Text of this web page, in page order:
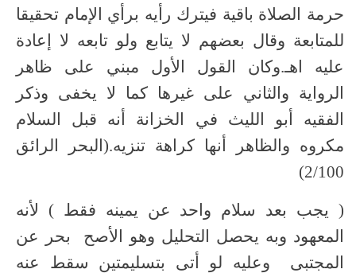
حرمة الصلاة باقية فيترك رأيه برأي الإمام تحقيقا
للمتابعة وقال بعضهم لا يتابع ولو تابعه لا إعادة
عليه اهـ.وكان القول الأول مبني على ظاهر
الرواية والثاني على غيرها كما لا يخفى وذكر
الفقيه أبو الليث في الخزانة أنه قبل السلام
مكروه والظاهر أنها كراهة تنزيه.(البحر الرائق
2/100)
( يجب بعد سلام واحد عن يمينه فقط ) لأنه
المعهود وبه يحصل التحليل وهو الأصح بحر عن
المجتبى وعليه لو أتى بتسليمتين سقط عنه